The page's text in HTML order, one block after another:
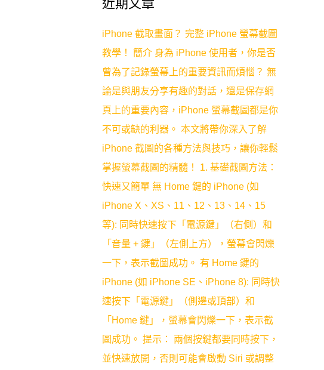
近期文章
iPhone 截取畫面？ 完整 iPhone 螢幕截圖
教學！ 簡介 身為 iPhone 使用者，你是否
曾為了記錄螢幕上的重要資訊而煩惱？ 無
論是與朋友分享有趣的對話，還是保存網
頁上的重要內容，iPhone 螢幕截圖都是你
不可或缺的利器。 本文將帶你深入了解
iPhone 截圖的各種方法與技巧，讓你輕鬆
掌握螢幕截圖的精髓！ 1. 基礎截圖方法：
快速又簡單 無 Home 鍵的 iPhone (如
iPhone X、XS、11、12、13、14、15
等): 同時快速按下「電源鍵」（右側）和
「音量 + 鍵」（左側上方），螢幕會閃爍
一下，表示截圖成功。 有 Home 鍵的
iPhone (如 iPhone SE、iPhone 8): 同時快
速按下「電源鍵」（側邊或頂部）和
「Home 鍵」，螢幕會閃爍一下，表示截
圖成功。 提示： 兩個按鍵都要同時按下，
並快速放開，否則可能會啟動 Siri 或調整